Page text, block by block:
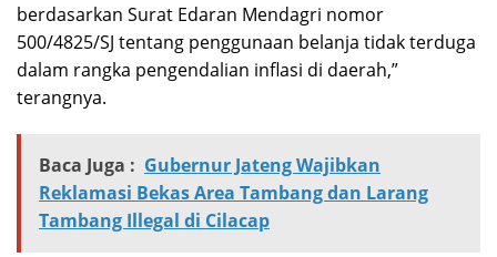
berdasarkan Surat Edaran Mendagri nomor
500/4825/SJ tentang penggunaan belanja tidak terduga
dalam rangka pengendalian inflasi di daerah,”
terangnya.
Baca Juga : Gubernur Jateng Wajibkan
Reklamasi Bekas Area Tambang dan Larang
Tambang Illegal di Cilacap